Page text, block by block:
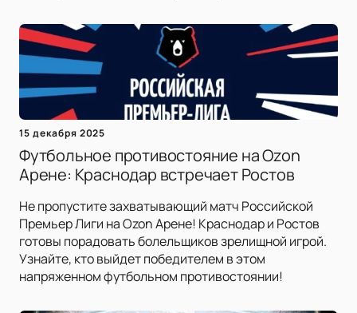
15 декабря 2025
Футбольное противостояние на Ozon
Арене: Краснодар встречает Ростов
Не пропустите захватывающий матч Российской
Премьер Лиги на Ozon Арене! Краснодар и Ростов
готовы порадовать болельщиков зрелищной игрой.
Узнайте, кто выйдет победителем в этом
напряженном футбольном противостоянии!